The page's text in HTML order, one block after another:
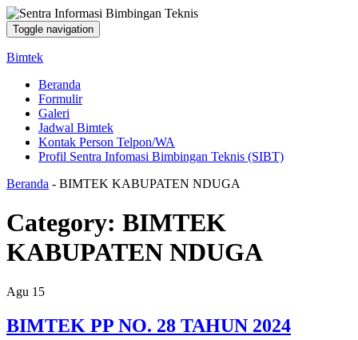
Toggle navigation
Bimtek
Beranda
Formulir
Galeri
Jadwal Bimtek
Kontak Person Telpon/WA
Profil Sentra Infomasi Bimbingan Teknis (SIBT)
Beranda - BIMTEK KABUPATEN NDUGA
Category: BIMTEK
KABUPATEN NDUGA
Agu 15
BIMTEK PP NO. 28 TAHUN 2024